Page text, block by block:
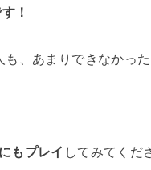
！
、あまりできなかっ
もプレイ してみてくだ